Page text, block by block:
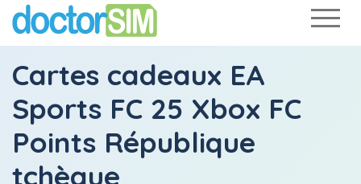
Cartes cadeaux EA
Sports FC 25 Xbox FC
Points République
tchèque